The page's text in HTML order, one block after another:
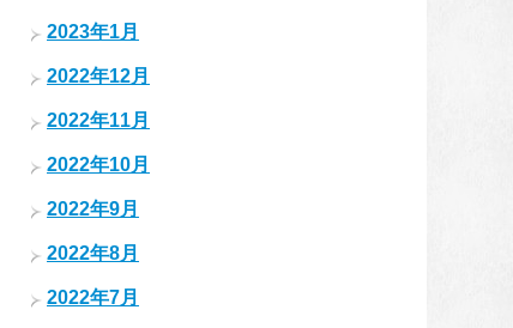
2023年1月
2022年12月
2022年11月
2022年10月
2022年9月
2022年8月
2022年7月